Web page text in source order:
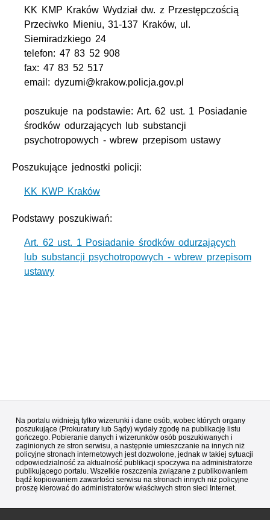
KK KMP Kraków Wydział dw. z Przestępczością
Przeciwko Mieniu, 31-137 Kraków, ul.
Siemiradzkiego 24
telefon: 47 83 52 908
fax: 47 83 52 517
email: dyzurni@krakow.policja.gov.pl
poszukuje na podstawie: Art. 62 ust. 1 Posiadanie
środków odurzających lub substancji
psychotropowych - wbrew przepisom ustawy
Poszukujące jednostki policji:
KK KWP Kraków
Podstawy poszukiwań:
Art. 62 ust. 1 Posiadanie środków odurzających
lub substancji psychotropowych - wbrew przepisom
ustawy
Na portalu widnieją tylko wizerunki i dane osób, wobec których organy
poszukujące (Prokuratury lub Sądy) wydały zgodę na publikację listu
gończego. Pobieranie danych i wizerunków osób poszukiwanych i
zaginionych ze stron serwisu, a następnie umieszczanie na innych niż
policyjne stronach internetowych jest dozwolone, jednak w takiej sytuacji
odpowiedzialność za aktualność publikacji spoczywa na administratorze
publikującego portalu. Wszelkie roszczenia związane z publikowaniem
bądź kopiowaniem zawartości serwisu na stronach innych niż policyjne
proszę kierować do administratorów właściwych stron sieci Internet.